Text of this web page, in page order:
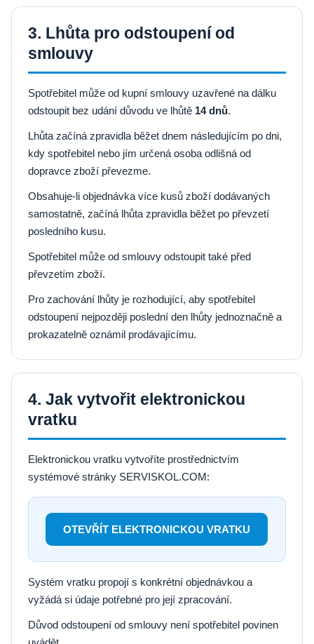
3. Lhůta pro odstoupení od
smlouvy
Spotřebitel může od kupní smlouvy uzavřené na dálku
odstoupit bez udání důvodu ve lhůtě 14 dnů.
Lhůta začíná zpravidla běžet dnem následujícím po dni,
kdy spotřebitel nebo jím určená osoba odlišná od
dopravce zboží převezme.
Obsahuje-li objednávka více kusů zboží dodávaných
samostatně, začíná lhůta zpravidla běžet po převzetí
posledního kusu.
Spotřebitel může od smlouvy odstoupit také před
převzetím zboží.
Pro zachování lhůty je rozhodující, aby spotřebitel
odstoupení nejpozději poslední den lhůty jednoznačně a
prokazatelně oznámil prodávajícímu.
4. Jak vytvořit elektronickou
vratku
Elektronickou vratku vytvoříte prostřednictvím
systémové stránky SERVISKOL.COM:
OTEVŘÍT ELEKTRONICKOU VRATKU
Systém vratku propojí s konkrétní objednávkou a
vyžádá si údaje potřebné pro její zpracování.
Důvod odstoupení od smlouvy není spotřebitel povinen